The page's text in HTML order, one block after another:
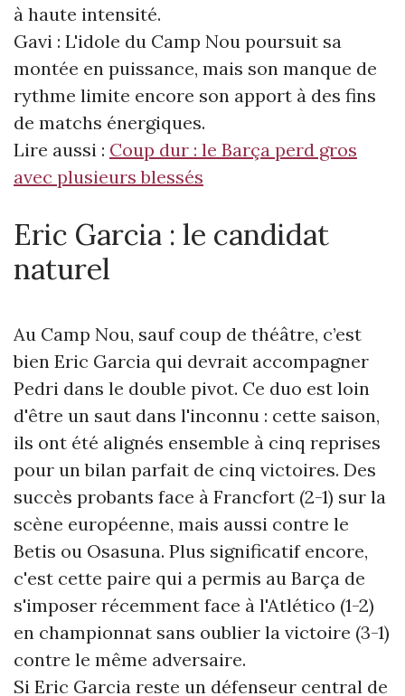
à haute intensité.
Gavi : L'idole du Camp Nou poursuit sa
montée en puissance, mais son manque de
rythme limite encore son apport à des fins
de matchs énergiques.
Lire aussi : Coup dur : le Barça perd gros
avec plusieurs blessés
Eric Garcia : le candidat
naturel
Au Camp Nou, sauf coup de théâtre, c’est
bien Eric Garcia qui devrait accompagner
Pedri dans le double pivot. Ce duo est loin
d'être un saut dans l'inconnu : cette saison,
ils ont été alignés ensemble à cinq reprises
pour un bilan parfait de cinq victoires. Des
succès probants face à Francfort (2-1) sur la
scène européenne, mais aussi contre le
Betis ou Osasuna. Plus significatif encore,
c'est cette paire qui a permis au Barça de
s'imposer récemment face à l'Atlético (1-2)
en championnat sans oublier la victoire (3-1)
contre le même adversaire.
Si Eric Garcia reste un défenseur central de